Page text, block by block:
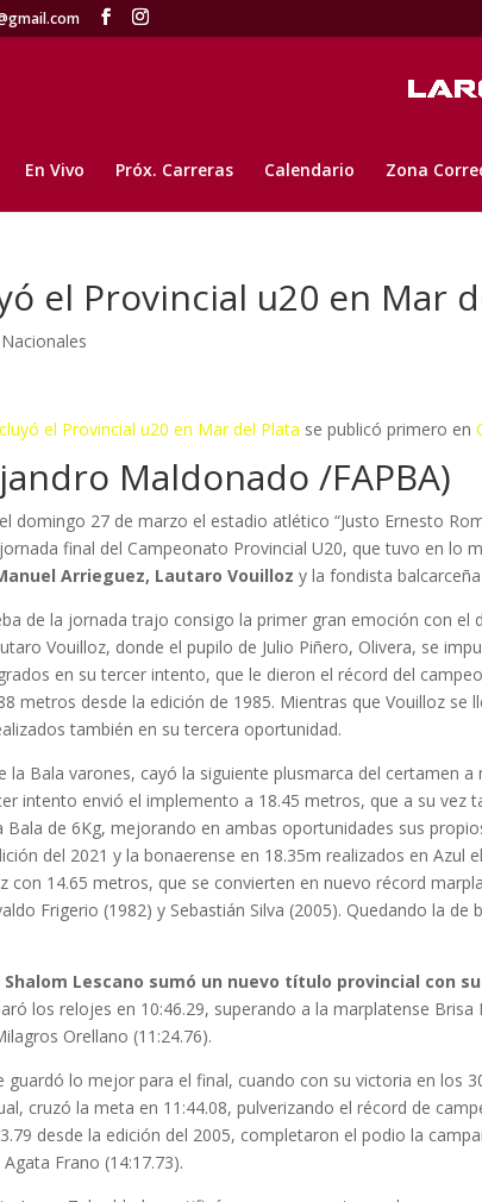
En Vivo Próx. Carreras Calendario Zona
el Provincial u20 en Mar
Nacionales
el Provincial u20 en Mar del Plata se publicó primero en
Maldonado /FAPBA)
domingo 27 de marzo el estadio atlético “Justo Ernesto
final del Campeonato Provincial U20, que tuvo en lo
Arrieguez, Lautaro Vouilloz y la fondista balcarceña
de la jornada trajo consigo la primer gran emoción con el
Vouilloz, donde el pupilo de Julio Piñero, Olivera, se
en su tercer intento, que le dieron el récord del
metros desde la edición de 1985. Mientras que Vouilloz se
también en su tercera oportunidad.
la Bala varones, cayó la siguiente plusmarca del certamen
intento envió el implemento a 18.45 metros, que a su vez
Bala de 6Kg, mejorando en ambas oportunidades sus
del 2021 y la bonaerense en 18.35m realizados en Azul
con 14.65 metros, que se convierten en nuevo récord
Frigerio (1982) y Sebastián Silva (2005). Quedando la
Shalom Lescano sumó un nuevo título provincial con
los relojes en 10:46.29, superando a la marplatense Brisa
Orellano (11:24.76).
guardó lo mejor para el final, cuando con su victoria en los
cruzó la meta en 11:44.08, pulverizando el récord de
desde la edición del 2005, completaron el podio la
Frano (14:17.73).